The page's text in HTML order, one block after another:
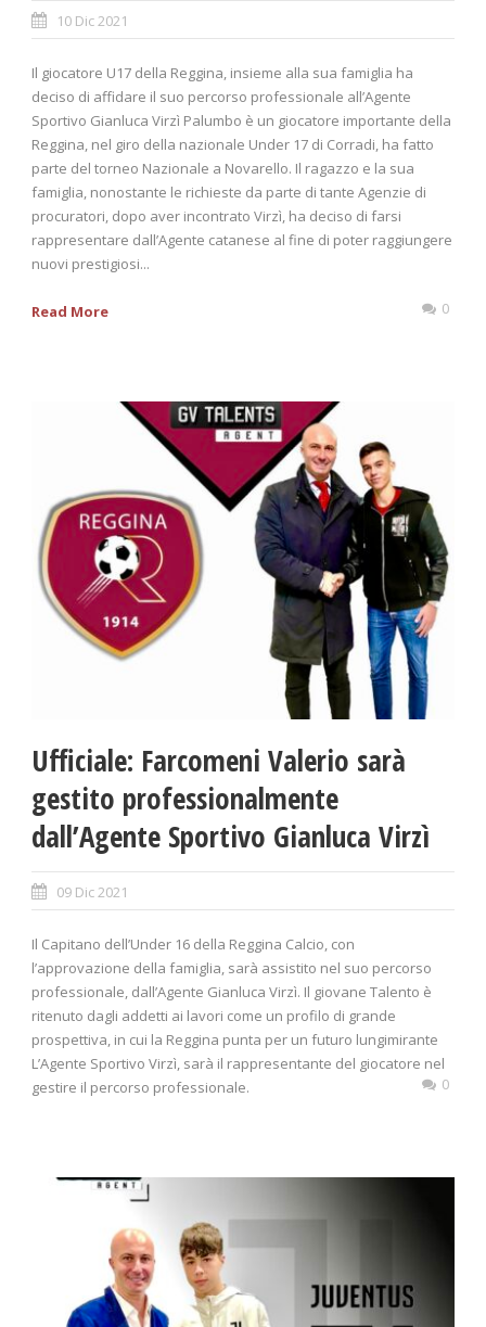
10 Dic 2021
Il giocatore U17 della Reggina, insieme alla sua famiglia ha
deciso di affidare il suo percorso professionale all’Agente
Sportivo Gianluca Virzì Palumbo è un giocatore importante della
Reggina, nel giro della nazionale Under 17 di Corradi, ha fatto
parte del torneo Nazionale a Novarello. Il ragazzo e la sua
famiglia, nonostante le richieste da parte di tante Agenzie di
procuratori, dopo aver incontrato Virzì, ha deciso di farsi
rappresentare dall’Agente catanese al fine di poter raggiungere
nuovi prestigiosi...
Read More 0
Ufficiale: Farcomeni Valerio sarà
gestito professionalmente
dall’Agente Sportivo Gianluca Virzì
09 Dic 2021
Il Capitano dell’Under 16 della Reggina Calcio, con
l’approvazione della famiglia, sarà assistito nel suo percorso
professionale, dall’Agente Gianluca Virzì. Il giovane Talento è
ritenuto dagli addetti ai lavori come un profilo di grande
prospettiva, in cui la Reggina punta per un futuro lungimirante
L’Agente Sportivo Virzì, sarà il rappresentante del giocatore nel
gestire il percorso professionale.
0